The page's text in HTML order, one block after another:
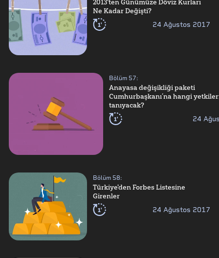
2013'ten Günümüze Döviz Kurları
Ne Kadar Değişti?
1' 24 Ağustos 2017
Bölüm 57:
Anayasa değişikliği paketi
Cumhurbaşkanı’na hangi
tanıyacak?
1' 24
Bölüm 58:
Türkiye'den Forbes Listesine
Girenler
1' 24 Ağustos 2017